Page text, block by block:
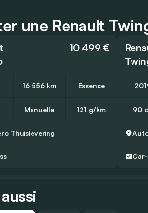
une Renault
10 499 €
16 556 km Essence
Manuelle 121 g/km
Thuislevering
90